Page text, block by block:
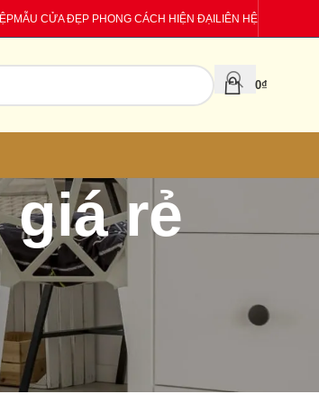
MẪU CỬA ĐẸP PHONG CÁCH HIỆN ĐẠILIÊN HỆ
0₫
rẻ